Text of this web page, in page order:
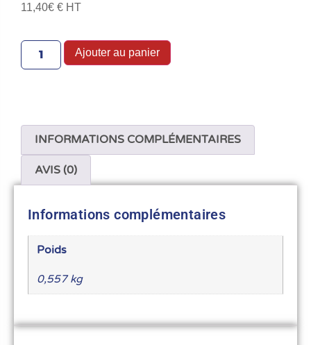
11,40€ € HT
Ajouter au panier
INFORMATIONS COMPLÉMENTAIRES
AVIS (0)
Informations complémentaires
Poids
0,557 kg